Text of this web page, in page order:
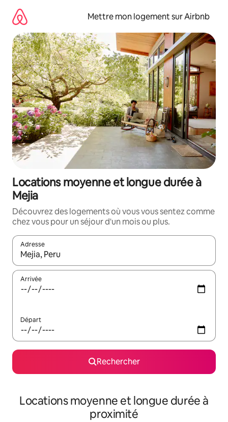
directement
contenu
Mettre mon logement sur Airbnb
Locations moyenne et longue durée à
Mejia
Découvrez des logements où vous vous sentez comme
chez vous pour un séjour d'un mois ou plus.
Adresse
Lorsque les résultats s'affichent, utilisez les flèches vers le
Arrivée
Départ
Rechercher
Locations moyenne et longue durée à
proximité